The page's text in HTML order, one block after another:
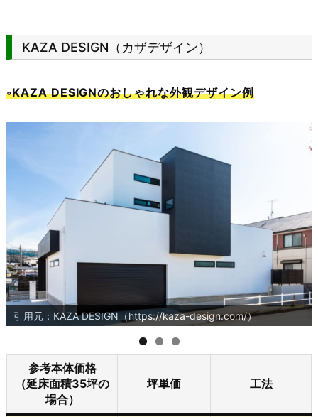
本社 愛知県碧南市中山町2-23-1
KAZA DESIGN（カザデザイン）
◦KAZA DESIGNのおしゃれな外観デザイン例
引用元：KAZA DESIGN（https://kaza-design.com/）
参考本体価格
（延床面積35坪の
場合）
坪単価 工法